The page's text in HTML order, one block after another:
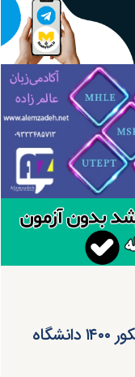
پذیرش کارشناسی ارشد بدون کنکور ۱۴۰۰ دانشگاه